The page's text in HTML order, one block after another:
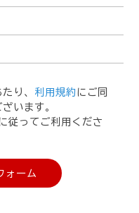
り、 利用規約 にご同
います。
従ってご利用くださ
ォーム